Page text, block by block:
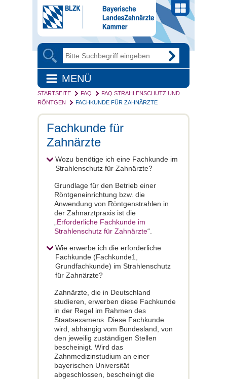
MENÜ
STARTSEITE FAQ
FAQ STRAHLENSCHUTZ UND
RÖNTGEN
FACHKUNDE FÜR ZAHNÄRZTE
Fachkunde für
Zahnärzte
Wozu benötige ich eine Fachkunde im
Strahlenschutz für Zahnärzte?
Grundlage für den Betrieb einer
Röntgeneinrichtung bzw. die
Anwendung von Röntgenstrahlen in
der Zahnarztpraxis ist die
Erforderliche Fachkunde im
Strahlenschutz für Zahnärzte“.
Wie erwerbe ich die erforderliche
Fachkunde (Fachkunde1,
Grundfachkunde) im Strahlenschutz
für Zahnärzte?
Zahnärzte, die in Deutschland
studieren, erwerben diese Fachkunde
in der Regel im Rahmen des
Staatsexamens. Diese Fachkunde
wird, abhängig vom Bundesland, von
den jeweilig zuständigen Stellen
bescheinigt. Wird das
Zahnmedizinstudium an einer
bayerischen Universität
abgeschlossen, bescheinigt die